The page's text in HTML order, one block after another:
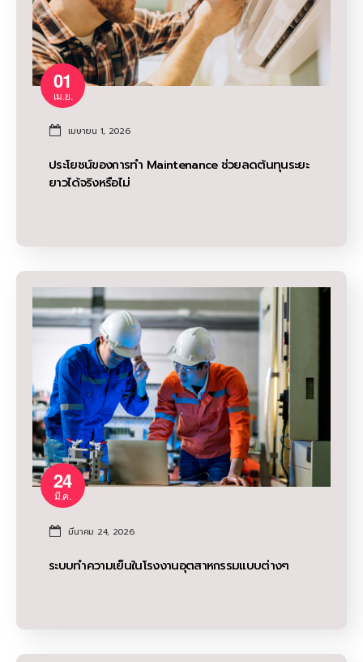
01
เม.ย.
เมษายน 1, 2026
ประโยชน์ของการทำ Maintenance ช่วยลดต้นทุนระยะ
ยาวได้จริงหรือไม่
24
มี.ค.
มีนาคม 24, 2026
ระบบทำความเย็นในโรงงานอุตสาหกรรมแบบต่างๆ